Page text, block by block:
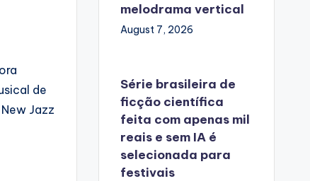
de
Jazz
melodrama vertical
August 7, 2026
Série brasileira de
ficção científica
feita com apenas mil
reais e sem IA é
selecionada para
festivais